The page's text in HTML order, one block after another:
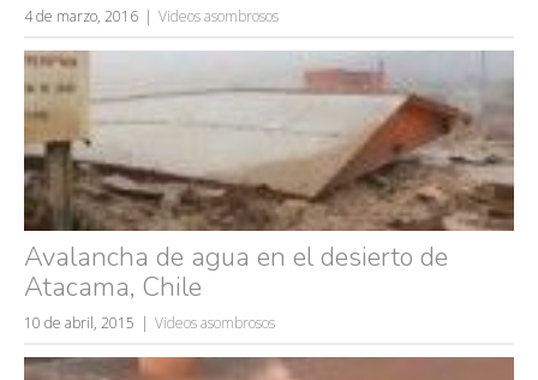
4 de marzo, 2016 Videos asombrosos
Avalancha de agua en el desierto de
Atacama, Chile
10 de abril, 2015 Videos asombrosos